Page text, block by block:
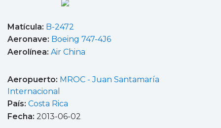
Matícula: B-2472
Aeronave: Boeing 747-4J6
Aerolínea: Air China
Aeropuerto: MROC - Juan Santamaría
Internacional
País: Costa Rica
Fecha: 2013-06-02